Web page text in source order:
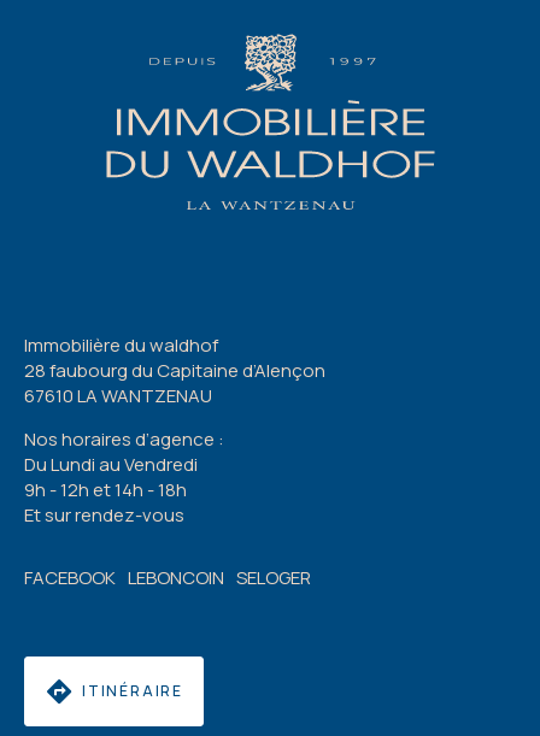
Immobilière du waldhof
28 faubourg du Capitaine d’Alençon
67610 LA WANTZENAU
Nos horaires d’agence :
Du Lundi au Vendredi
9h - 12h et 14h - 18h
Et sur rendez-vous
FACEBOOK LEBONCOIN SELOGER
ITINÉRAIRE